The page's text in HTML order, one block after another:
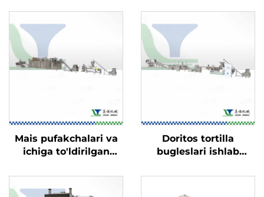
Mais pufakchalari va
ichiga to'ldirilgan
chiqarish liniyasi
Doritos tortilla
bugleslari ishlab